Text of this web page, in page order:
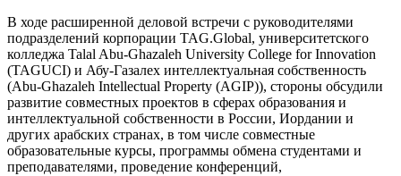
В ходе расширенной деловой встречи с руководителями
подразделений корпорации TAG.Global, университетского
колледжа Talal Abu-Ghazaleh University College for Innovation
(TAGUCI) и Абу-Газалех интеллектуальная собственность
(Abu-Ghazaleh Intellectual Property (AGIP)), стороны обсудили
развитие совместных проектов в сферах образования и
интеллектуальной собственности в России, Иордании и
других арабских странах, в том числе совместные
образовательные курсы, программы обмена студентами и
преподавателями, проведение конференций,